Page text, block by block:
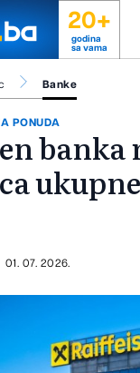
20+
godina
sa vama
Banke
PONUDA
01. 07. 2026.